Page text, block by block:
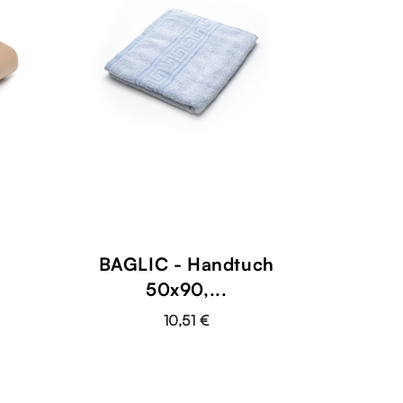
BAGLIC - Handtuch
50x90,...
10,51 €